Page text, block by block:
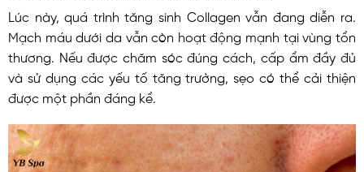
Lúc này, quá trình tăng sinh Collagen vẫn đang diễn ra.
Mạch máu dưới da vẫn còn hoạt động mạnh tại vùng tổn
thương. Nếu được chăm sóc đúng cách, cấp ẩm đầy đủ
và sử dụng các yếu tố tăng trưởng, sẹo có thể cải thiện
được một phần đáng kể.